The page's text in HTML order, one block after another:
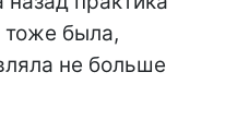
тоже была,
не больше